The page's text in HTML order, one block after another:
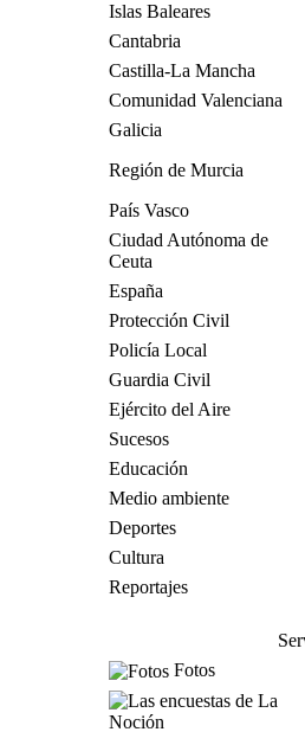
Islas Baleares
Cantabria
Castilla-La Mancha
Comunidad Valenciana
Galicia
Región de Murcia
País Vasco
Ciudad Autónoma de
Ceuta
España
Protección Civil
Policía Local
Guardia Civil
Ejército del Aire
Sucesos
Educación
Medio ambiente
Deportes
Cultura
Reportajes
Fotos